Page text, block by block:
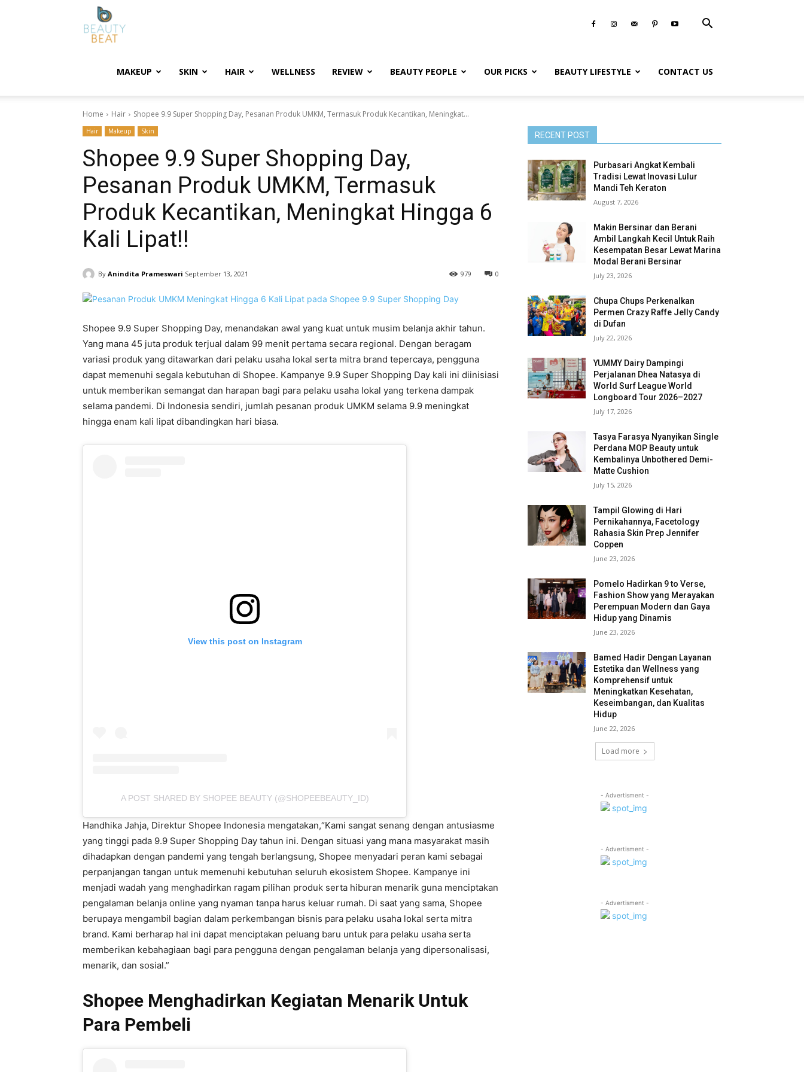
MAKEUP SKIN HAIR WELLNESS REVIEW BEAUTY PEOPLE OUR PICKS BEAUTY LIFESTYLE CONTACT US
Home Hair Shopee 9.9 Super Shopping Day, Pesanan Produk UMKM, Termasuk Produk Kecantikan, Meningkat...
Hair Makeup Skin
Shopee 9.9 Super Shopping Day,
Pesanan Produk UMKM, Termasuk
Produk Kecantikan, Meningkat Hingga 6
Kali Lipat!!
By Anindita Prameswari September 13, 2021 0
979
Shopee 9.9 Super Shopping Day, menandakan awal yang kuat untuk musim belanja akhir tahun.
Yang mana 45 juta produk terjual dalam 99 menit pertama secara regional. Dengan beragam
variasi produk yang ditawarkan dari pelaku usaha lokal serta mitra brand tepercaya, pengguna
dapat memenuhi segala kebutuhan di Shopee. Kampanye 9.9 Super Shopping Day kali ini diinisiasi
untuk memberikan semangat dan harapan bagi para pelaku usaha lokal yang terkena dampak
selama pandemi. Di Indonesia sendiri, jumlah pesanan produk UMKM selama 9.9 meningkat
hingga enam kali lipat dibandingkan hari biasa.
View this post on Instagram
A POST SHARED BY SHOPEE BEAUTY (@SHOPEEBEAUTY_ID)
Handhika Jahja, Direktur Shopee Indonesia mengatakan,“Kami sangat senang dengan antusiasme
yang tinggi pada 9.9 Super Shopping Day tahun ini. Dengan situasi yang mana masyarakat masih
dihadapkan dengan pandemi yang tengah berlangsung, Shopee menyadari peran kami sebagai
perpanjangan tangan untuk memenuhi kebutuhan seluruh ekosistem Shopee. Kampanye ini
menjadi wadah yang menghadirkan ragam pilihan produk serta hiburan menarik guna menciptakan
pengalaman belanja online yang nyaman tanpa harus keluar rumah. Di saat yang sama, Shopee
berupaya mengambil bagian dalam perkembangan bisnis para pelaku usaha lokal serta mitra
brand. Kami berharap hal ini dapat menciptakan peluang baru untuk para pelaku usaha serta
memberikan kebahagiaan bagi para pengguna dengan pengalaman belanja yang dipersonalisasi,
menarik, dan sosial.”
Shopee Menghadirkan Kegiatan Menarik Untuk
Para Pembeli
RECENT POST
Purbasari Angkat Kembali
Tradisi Lewat Inovasi Lulur
Mandi Teh Keraton
August 7, 2026
Makin Bersinar dan Berani
Ambil Langkah Kecil Untuk Raih
Kesempatan Besar Lewat Marina
Modal Berani Bersinar
July 23, 2026
Chupa Chups Perkenalkan
Permen Crazy Raffe Jelly Candy
di Dufan
July 22, 2026
YUMMY Dairy Dampingi
Perjalanan Dhea Natasya di
World Surf League World
Longboard Tour 2026–2027
July 17, 2026
Tasya Farasya Nyanyikan Single
Perdana MOP Beauty untuk
Kembalinya Unbothered Demi-
Matte Cushion
July 15, 2026
Tampil Glowing di Hari
Pernikahannya, Facetology
Rahasia Skin Prep Jennifer
Coppen
June 23, 2026
Pomelo Hadirkan 9 to Verse,
Fashion Show yang Merayakan
Perempuan Modern dan Gaya
Hidup yang Dinamis
June 23, 2026
Bamed Hadir Dengan Layanan
Estetika dan Wellness yang
Komprehensif untuk
Meningkatkan Kesehatan,
Keseimbangan, dan Kualitas
Hidup
June 22, 2026
Load more
- Advertisment -
- Advertisment -
- Advertisment -